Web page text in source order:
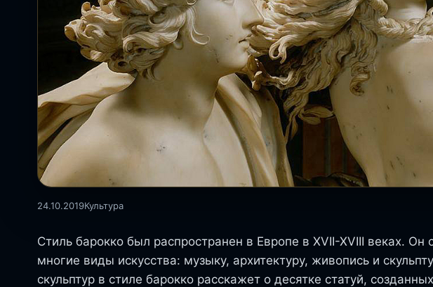
24.10.2019Культура
Стиль барокко был распространен в Европе в XVII-XVIII веках. Он
многие виды искусства: музыку, архитектуру, живопись и
скульптур в стиле барокко расскажет о десятке статуй,